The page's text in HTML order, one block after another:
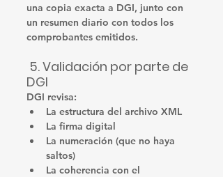
una copia exacta a DGI, junto con
un resumen diario con todos los
comprobantes emitidos.
5. Validación por parte de
DGI
DGI revisa:
La estructura del archivo XML
La firma digital
La numeración (que no haya
saltos)
La coherencia con el